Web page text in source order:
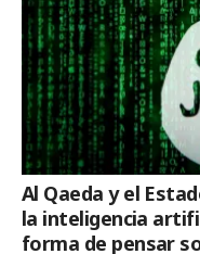
Al Qaeda y el
la inteligencia
forma de pensar